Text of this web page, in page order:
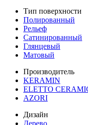
Тип поверхности
Полированный
Рельеф
Сатинированный
Глянцевый
Матовый
Производитель
KERAMIN
ELETTO
AZORI
Дизайн
Дерево